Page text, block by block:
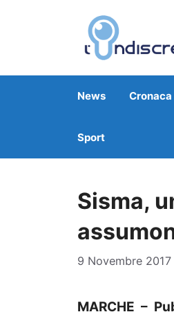
News Cronaca
Sport
Sisma,
9 Novembre 2017
MARCHE –